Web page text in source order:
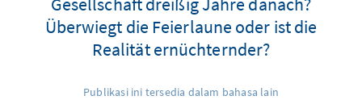
Überwiegt die Feierlaune oder ist die
Realität ernüchternder?
Publikasi ini tersedia dalam bahasa lain